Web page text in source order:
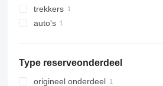
trekkers
auto's
Type reserveonderdeel
origineel onderdeel